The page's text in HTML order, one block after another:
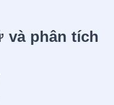
và phân tích